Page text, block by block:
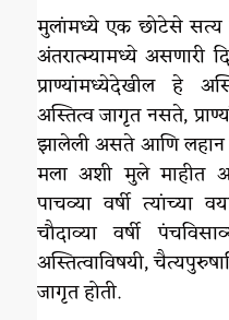
मुलांमध्ये एक छोटेसे
अंतरात्म्यामध्ये असणारी
प्राण्यांमध्येदेखील हे
अस्तित्व जागृत नसते,
झालेली असते आणि
मला अशी मुले माहीत
पाचव्या वर्षी त्यांच्या
चौदाव्या वर्षी
अस्तित्वाविषयी,
जागृत होती.